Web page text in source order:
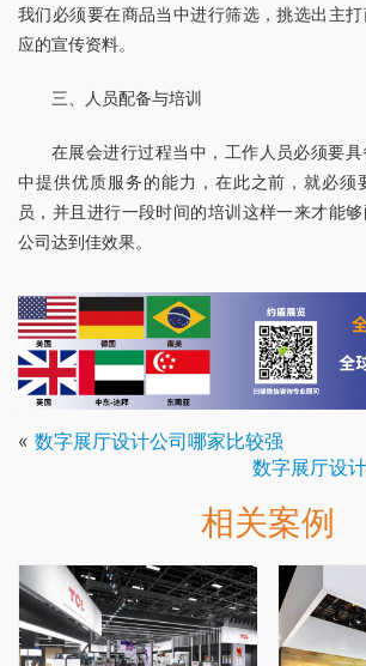
我们必须要在商品当中进行筛选，挑选出主
应的宣传资料。
三、人员配备与培训
在展会进行过程当中，工作人员必须要
中提供优质服务的能力，在此之前，就必须
员，并且进行一段时间的培训这样一来才能
公司达到佳效果。
« 数字展厅设计公司哪家比较强
数字展厅设
相关案例